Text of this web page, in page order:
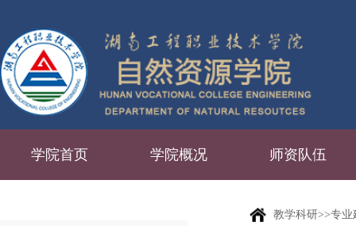
学院首页 学院概况 师资队伍
教学科研>>专业